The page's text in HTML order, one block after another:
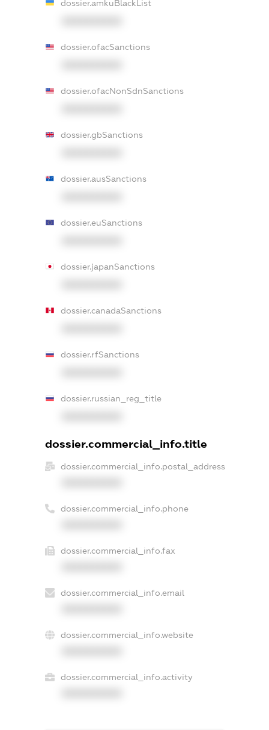
dossier.amkuBlackList
dossier.ofacSanctions
dossier.ofacNonSdnSanctions
dossier.gbSanctions
dossier.ausSanctions
dossier.euSanctions
dossier.japanSanctions
dossier.canadaSanctions
dossier.rfSanctions
dossier.russian_reg_title
dossier.commercial_info.title
dossier.commercial_info.postal_address
dossier.commercial_info.phone
dossier.commercial_info.fax
dossier.commercial_info.email
dossier.commercial_info.website
dossier.commercial_info.activity